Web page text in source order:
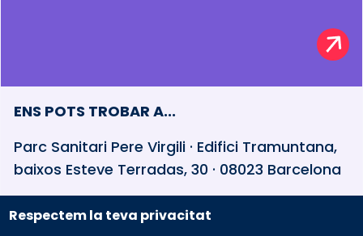
Respectem la teva privacitat
ENS POTS TROBAR A...
Parc Sanitari Pere Virgili · Edifici Tramuntana,
baixos Esteve Terradas, 30 · 08023 Barcelona
932 594 381